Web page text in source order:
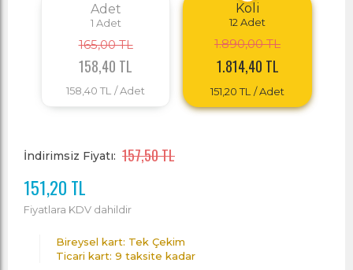
Adet
1 Adet
165,00 TL
158,40 TL
158,40 TL / Adet
Koli
12 Adet
1.890,00 TL
1.814,40 TL
151,20 TL / Adet
İndirimsiz Fiyatı: 157,50 TL
151,20 TL
Fiyatlara KDV dahildir
Bireysel kart: Tek Çekim
Ticari kart: 9 taksite kadar